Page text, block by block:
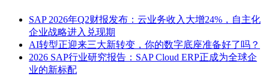
SAP 2026年Q2财报发布：云业务收入大增24%，自主化
企业战略进入兑现期
AI转型正迎来三大新转变，你的数字底座准备好了吗？
2026 SAP行业研究报告：SAP Cloud ERP正成为全球企
业的新标配